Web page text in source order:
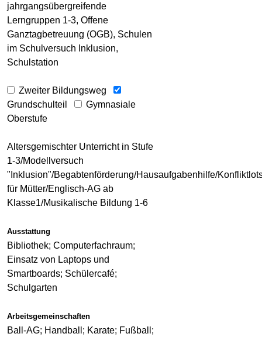
jahrgangsübergreifende
Lerngruppen 1-3, Offene
Ganztagbetreuung (OGB), Schulen
im Schulversuch Inklusion,
Schulstation
Zweiter Bildungsweg
Grundschulteil
Gymnasiale
Oberstufe
Altersgemischter Unterricht in Stufe
1-3/Modellversuch
"Inklusion"/Begabtenförderung/Hausaufgabenhilfe/
für Mütter/Englisch-AG ab
Klasse1/Musikalische Bildung 1-6
Ausstattung
Bibliothek; Computerfachraum;
Einsatz von Laptops und
Smartboards; Schülercafé;
Schulgarten
Arbeitsgemeinschaften
Ball-AG; Handball; Karate; Fußball;